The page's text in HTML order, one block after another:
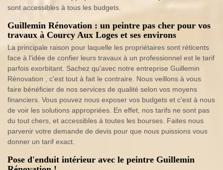
sont accessibles à tous les budgets.
Guillemin Rénovation : un peintre pas cher pour vos
travaux à Courcy Aux Loges et ses environs
La principale raison pour laquelle les propriétaires sont réticents
face à l'idée de confier leurs travaux à un professionnel est le tarif
parfois exorbitant. Sachez qu'avec notre entreprise Guillemin
Rénovation , c'est tout à fait le contraire. Nous veillons à vous
faire bénéficier de nos services de qualité selon vos moyens
financiers. Vous pouvez nous exposer vos budgets et c'est à nous
de voir les solutions appropriées. En effet, nos tarifs ne sont pas
du tout chers, et accessibles à toutes les bourses. Faites nous
parvenir votre demande de devis pour que nous puissions vous
donner un tarif exact.
Pose d'enduit intérieur avec le peintre Guillemin